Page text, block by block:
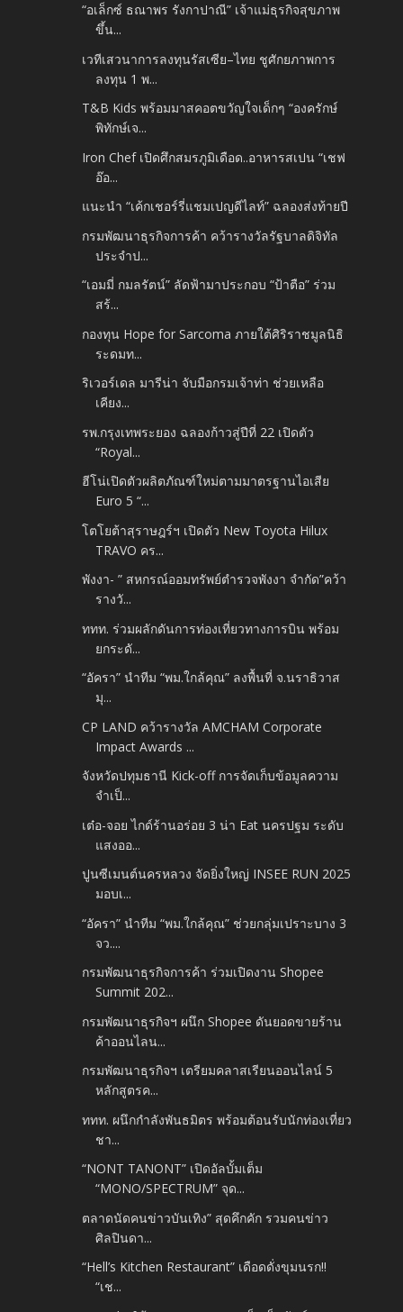
“อเล็กซ์ ธณาพร รังกาปาณี” เจ้าแม่ธุรกิจสุขภาพ
ขึ้น...
เวทีเสวนาการลงทุนรัสเซีย–ไทย ชูศักยภาพการ
ลงทุน 1 พ...
T&B Kids พร้อมมาสคอตขวัญใจเด็กๆ “องครักษ์
พิทักษ์เจ...
Iron Chef เปิดศึกสมรภูมิเดือด..อาหารสเปน “เชฟ
อ๊อ...
แนะนำ “เค้กเชอร์รี่แชมเปญดีไลท์” ฉลองส่งท้ายปี
กรมพัฒนาธุรกิจการค้า คว้ารางวัลรัฐบาลดิจิทัล
ประจำป...
“เอมมี่ กมลรัตน์” ลัดฟ้ามาประกอบ “ป้าตือ” ร่วม
สร้...
กองทุน Hope for Sarcoma ภายใต้ศิริราชมูลนิธิ
ระดมท...
ริเวอร์เดล มารีน่า จับมือกรมเจ้าท่า ช่วยเหลือ
เคียง...
รพ.กรุงเทพระยอง ฉลองก้าวสู่ปีที่ 22 เปิดตัว
“Royal...
ฮีโน่เปิดตัวผลิตภัณฑ์ใหม่ตามมาตรฐานไอเสีย
Euro 5 “...
โตโยต้าสุราษฎร์ฯ เปิดตัว New Toyota Hilux
TRAVO คร...
พังงา- ” สหกรณ์ออมทรัพย์ตำรวจพังงา จำกัด”คว้า
รางวั...
ททท. ร่วมผลักดันการท่องเที่ยวทางการบิน พร้อม
ยกระดั...
“อัครา” นำทีม “พม.ใกล้คุณ” ลงพื้นที่ จ.นราธิวาส
มุ...
CP LAND คว้ารางวัล AMCHAM Corporate
Impact Awards ...
จังหวัดปทุมธานี Kick-off การจัดเก็บข้อมูลความ
จำเป็...
เต๋อ-จอย ไกด์ร้านอร่อย 3 น่า Eat นครปฐม ระดับ
แสงออ...
ปูนซีเมนต์นครหลวง จัดยิ่งใหญ่ INSEE RUN 2025
มอบเ...
“อัครา” นำทีม “พม.ใกล้คุณ” ช่วยกลุ่มเปราะบาง 3
จว....
กรมพัฒนาธุรกิจการค้า ร่วมเปิดงาน Shopee
Summit 202...
กรมพัฒนาธุรกิจฯ ผนึก Shopee ดันยอดขายร้าน
ค้าออนไลน...
กรมพัฒนาธุรกิจฯ เตรียมคลาสเรียนออนไลน์ 5
หลักสูตรค...
ททท. ผนึกกำลังพันธมิตร พร้อมต้อนรับนักท่องเที่ยว
ชา...
“NONT TANONT” เปิดอัลบั้มเต็ม
“MONO/SPECTRUM” จุด...
ตลาดนัดคนข่าวบันเทิง” สุดคึกคัก รวมคนข่าว
ศิลปินดา...
“Hell’s Kitchen Restaurant” เดือดดั่งขุมนรก!!
“เช...